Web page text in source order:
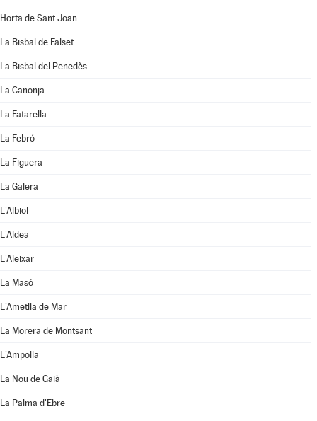
Horta de Sant Joan
La Bisbal de Falset
La Bisbal del Penedès
La Canonja
La Fatarella
La Febró
La Figuera
La Galera
L'Albiol
L'Aldea
L'Aleixar
La Masó
L'Ametlla de Mar
La Morera de Montsant
L'Ampolla
La Nou de Gaià
La Palma d'Ebre